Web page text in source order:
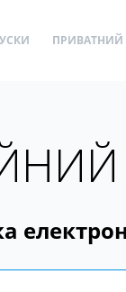
ПРИВАТНИЙ